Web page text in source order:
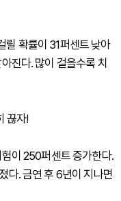
릴 확률이 31퍼센트 낮아
진다. 많이 걸을수록 치
끊자!
이 250퍼센트 증가한다.
다. 금연 후 6년이 지나면